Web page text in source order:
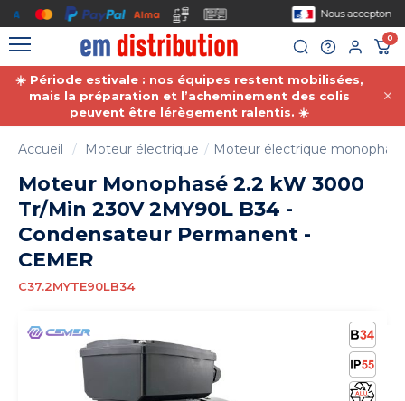
Nous acceptons le paiement par mandat administratif.
0
☀️ Période estivale : nos équipes restent mobilisées,
mais la préparation et l’acheminement des colis
peuvent être lérègement ralentis. ☀️
Accueil Moteur électrique Moteur électrique
Moteur Monophasé 2.2 kW 3000
Tr/Min 230V 2MY90L B34 -
Condensateur Permanent -
CEMER
C37.2MYTE90LB34
Gestion des cookies